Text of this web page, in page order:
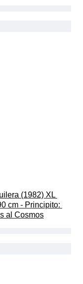
(1982) XL
cm - Principito:
al Cosmos